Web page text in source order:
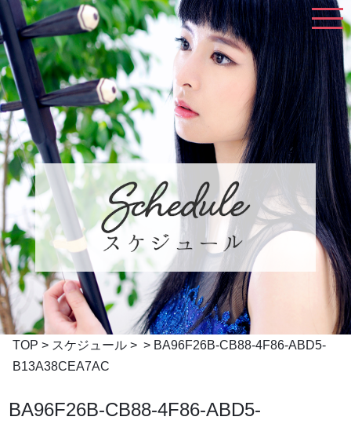
TOP > スケジュール > > BA96F26B-CB88-4F86-ABD5-
B13A38CEA7AC
BA96F26B-CB88-4F86-ABD5-